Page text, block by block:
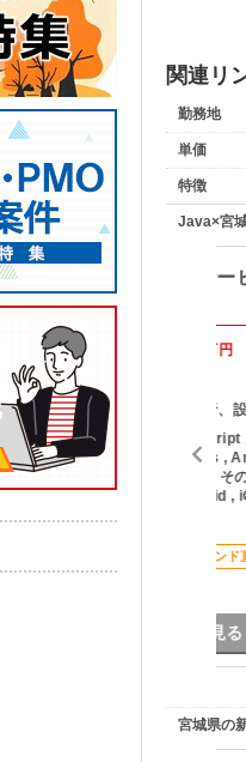
関連リ
勤務地
単価
特徴
Java×宮
【Web系】新規サー
件
単 価：
万円
勤務地：
内 容：
企画、調査分析、
スキル：
Java , JavaScript
Ruby , Node.js ,
, Objective-C , そ
Azure , Android ,
エンド
詳細を見る
宮城県の